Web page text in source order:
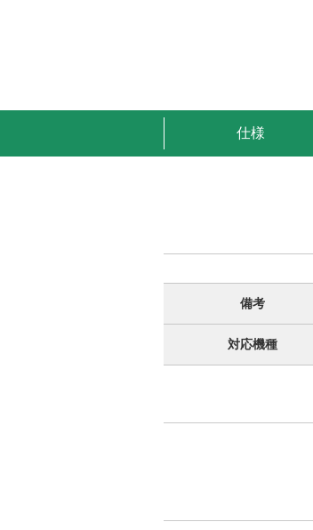
仕様
備考
対応機種